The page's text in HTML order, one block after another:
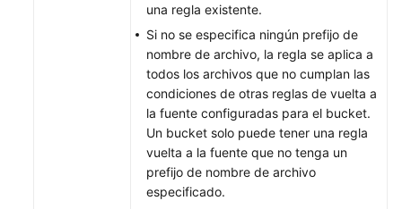
una regla existente.
Si no se especifica ningún prefijo de
nombre de archivo, la regla se aplica a
todos los archivos que no cumplan las
condiciones de otras reglas de vuelta a
la fuente configuradas para el bucket.
Un bucket solo puede tener una regla
vuelta a la fuente que no tenga un
prefijo de nombre de archivo
especificado.